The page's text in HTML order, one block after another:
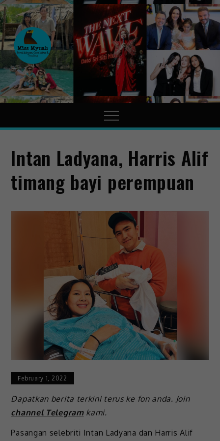
MissMynah
Portal Hiburan, Gaya Hidup
& Trending
Intan Ladyana, Harris Alif
timang bayi perempuan
February 1, 2022
Dapatkan berita terkini terus ke fon anda. Join
channel Telegramkami.
Pasangan selebriti Intan Ladyana dan Harris Alif